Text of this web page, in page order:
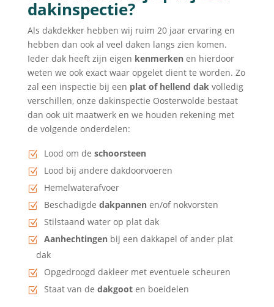
dakinspectie?
Als dakdekker hebben wij ruim 20 jaar ervaring en
hebben dan ook al veel daken langs zien komen.
Ieder dak heeft zijn eigen kenmerkenen hierdoor
weten we ook exact waar opgelet dient te worden. Zo
zal een inspectie bij een plat of hellend dakvolledig
verschillen, onze dakinspectie Oosterwolde bestaat
dan ook uit maatwerk en we houden rekening met
de volgende onderdelen:
Lood om de schoorsteen
Lood bij andere dakdoorvoeren
Hemelwaterafvoer
Beschadigde dakpannenen/of nokvorsten
Stilstaand water op plat dak
Aanhechtingenbij een dakkapel of ander plat
dak
Opgedroogd dakleer met eventuele scheuren
Staat van de dakgooten boeidelen